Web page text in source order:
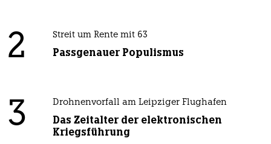
2 Streit um Rente mit 63
Passgenauer Populismus
3 Drohnenvorfall am Leipziger Flughafen
Das Zeitalter der elektronischen
Kriegsführung